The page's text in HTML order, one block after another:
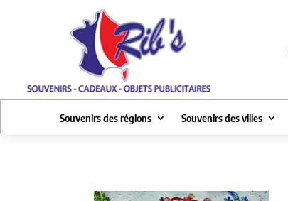
Souvenirs des régions Souvenirs des villes